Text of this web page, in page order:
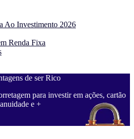
Ao Investimento 2026
Renda Fixa
de ser Rico
para investir em ações, cartão
e +